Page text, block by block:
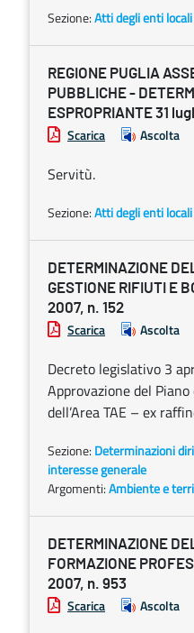
Sezione:Atti degli enti
REGIONE PUGLIA
PUBBLICHE -
ESPROPRIANTE 31
Scarica Ascolta
Servitù.
Sezione:Atti degli enti
DETERMINAZIONE
GESTIONE RIFIUTI E
2007, n. 152
Scarica Ascolta
Decreto legislativo 3
Approvazione del
dell’Area TAE – ex
Sezione: Determinazioni
interesse generale
Argomenti:Ambiente e
DETERMINAZIONE
FORMAZIONE
2007, n. 953
Scarica Ascolta